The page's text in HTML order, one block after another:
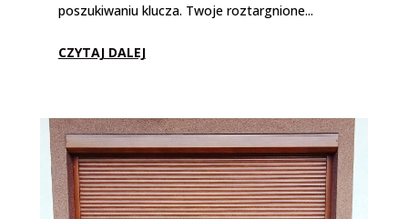
poszukiwaniu klucza. Twoje roztargnione...
CZYTAJ DALEJ